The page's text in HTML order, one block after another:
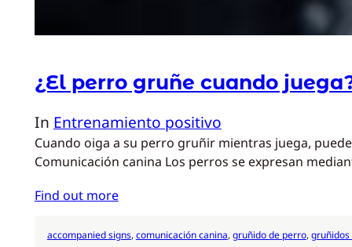
¿El perro gruñe cuando
In Entrenamiento positivo
Cuando oiga a su perro gruñir mientras juega,
Comunicación canina Los perros se expresan
Find out more
accompanied signs, comunicación canina, gruñido de perro,